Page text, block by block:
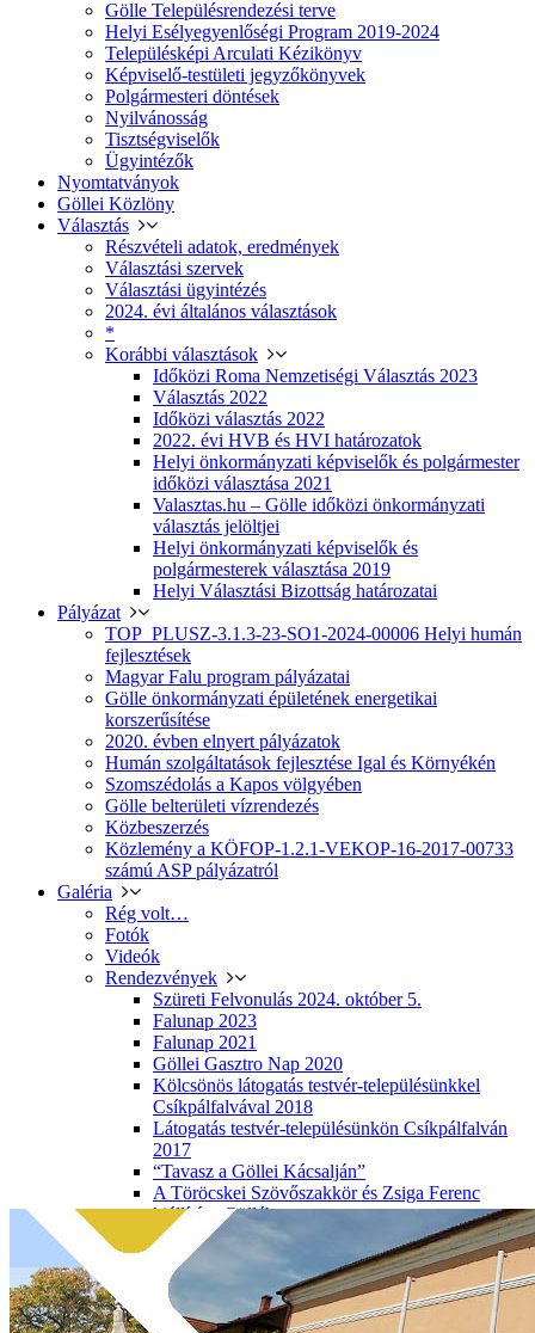
Gölle Településrendezési terve
Helyi Esélyegyenlőségi Program 2019-2024
Településképi Arculati Kézikönyv
Képviselő-testületi jegyzőkönyvek
Polgármesteri döntések
Nyilvánosság
Tisztségviselők
Ügyintézők
Nyomtatványok
Göllei Közlöny
Választás
Részvételi adatok, eredmények
Választási szervek
Választási ügyintézés
2024. évi általános választások
*
Korábbi választások
Időközi Roma Nemzetiségi Választás 2023
Választás 2022
Időközi választás 2022
2022. évi HVB és HVI határozatok
Helyi önkormányzati képviselők és polgármester
időközi választása 2021
Valasztas.hu – Gölle időközi önkormányzati
választás jelöltjei
Helyi önkormányzati képviselők és
polgármesterek választása 2019
Helyi Választási Bizottság határozatai
Pályázat
TOP_PLUSZ-3.1.3-23-SO1-2024-00006 Helyi humán
fejlesztések
Magyar Falu program pályázatai
Gölle önkormányzati épületének energetikai
korszerűsítése
2020. évben elnyert pályázatok
Humán szolgáltatások fejlesztése Igal és Környékén
Szomszédolás a Kapos völgyében
Gölle belterületi vízrendezés
Közbeszerzés
Közlemény a KÖFOP-1.2.1-VEKOP-16-2017-00733
számú ASP pályázatról
Galéria
Rég volt…
Fotók
Videók
Rendezvények
Szüreti Felvonulás 2024. október 5.
Falunap 2023
Falunap 2021
Göllei Gasztro Nap 2020
Kölcsönös látogatás testvér-településünkkel
Csíkpálfalvával 2018
Látogatás testvér-településünkön Csíkpálfalván
2017
“Tavasz a Göllei Kácsalján”
A Töröcskei Szövőszakkör és Zsiga Ferenc
kiállítása Göllében
Miénk A Város Fesztivál 2017, Kaposvár
Elérhetőségek
Elérhetőségek
Kérdések és válaszok
Adatkezelési tájékoztató